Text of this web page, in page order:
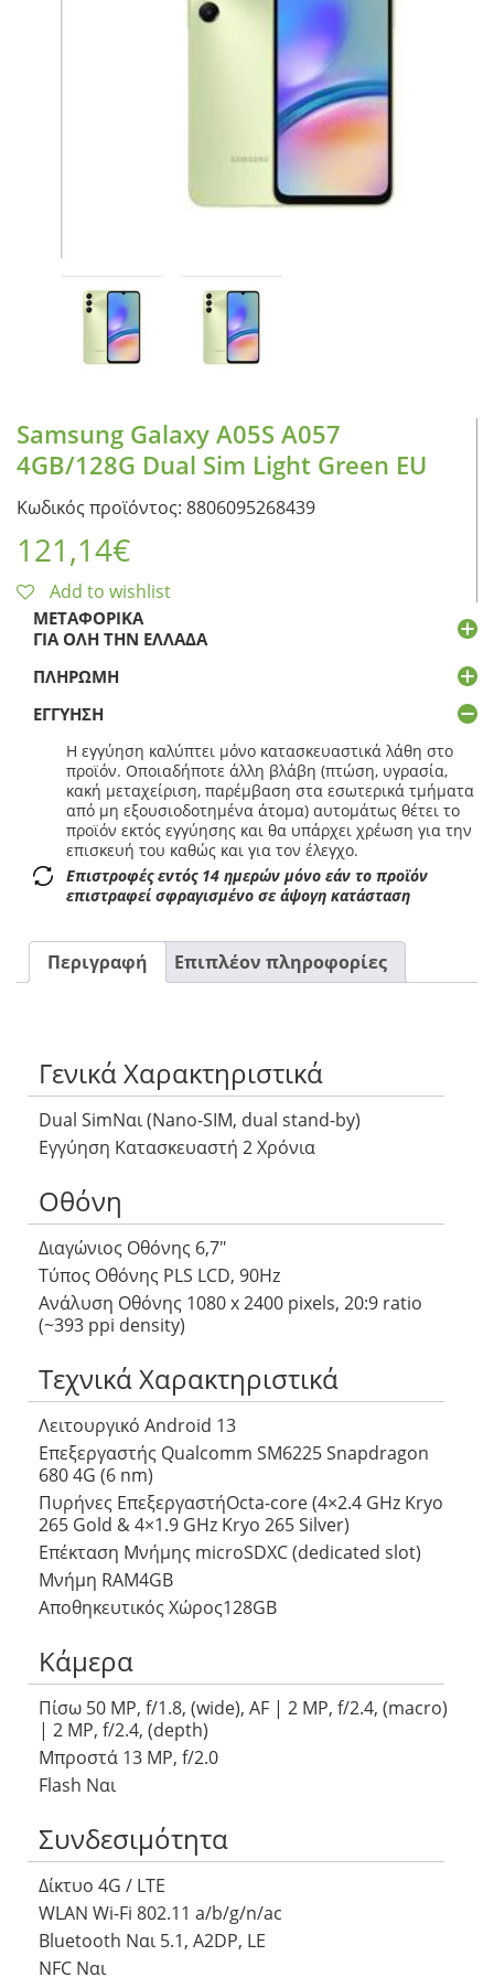
ΠΡΟΣΩΠΙΚΗ ΦΡΟΝΤΙΔΑ
Samsung Galaxy A05S A057
4GB/128G Dual Sim Light Green EU
Κωδικός προϊόντος: 8806095268439
121,14€
Add to wishlist
ΜΕΤΑΦΟΡΙΚΆ
ΓΙΑ ΌΛΗ ΤΗΝ ΕΛΛΆΔΑ
ΠΛΗΡΩΜΉ
ΕΓΓΎΗΣΗ
Η εγγύηση καλύπτει μόνο κατασκευαστικά λάθη στο
προϊόν. Οποιαδήποτε άλλη βλάβη (πτώση, υγρασία,
κακή μεταχείριση, παρέμβαση στα εσωτερικά τμήματα
από μη εξουσιοδοτημένα άτομα) αυτομάτως θέτει το
προϊόν εκτός εγγύησης και θα υπάρχει χρέωση για την
επισκευή του καθώς και για τον έλεγχο.
Επιστροφές εντός 14 ημερών μόνο εάν το προϊόν
επιστραφεί σφραγισμένο σε άψογη κατάσταση
Περιγραφή Επιπλέον πληροφορίες
Γενικά Χαρακτηριστικά
Dual SimΝαι (Nano-SIM, dual stand-by)
Εγγύηση Κατασκευαστή 2 Χρόνια
Οθόνη
Διαγώνιος Οθόνης 6,7″
Τύπος Οθόνης PLS LCD, 90Hz
Ανάλυση Οθόνης 1080 x 2400 pixels, 20:9 ratio
(~393 ppi density)
Τεχνικά Χαρακτηριστικά
Λειτουργικό Android 13
Επεξεργαστής Qualcomm SM6225 Snapdragon
680 4G (6 nm)
Πυρήνες ΕπεξεργαστήOcta-core (4×2.4 GHz Kryo
265 Gold & 4×1.9 GHz Kryo 265 Silver)
Επέκταση Μνήμης microSDXC (dedicated slot)
Μνήμη RAM4GB
Αποθηκευτικός Χώρος128GB
Κάμερα
Πίσω 50 MP, f/1.8, (wide), AF | 2 MP, f/2.4, (macro)
| 2 MP, f/2.4, (depth)
Μπροστά 13 MP, f/2.0
Flash Ναι
Συνδεσιμότητα
Δίκτυο 4G / LTE
WLAN Wi-Fi 802.11 a/b/g/n/ac
Bluetooth Ναι 5.1, A2DP, LE
NFC Ναι